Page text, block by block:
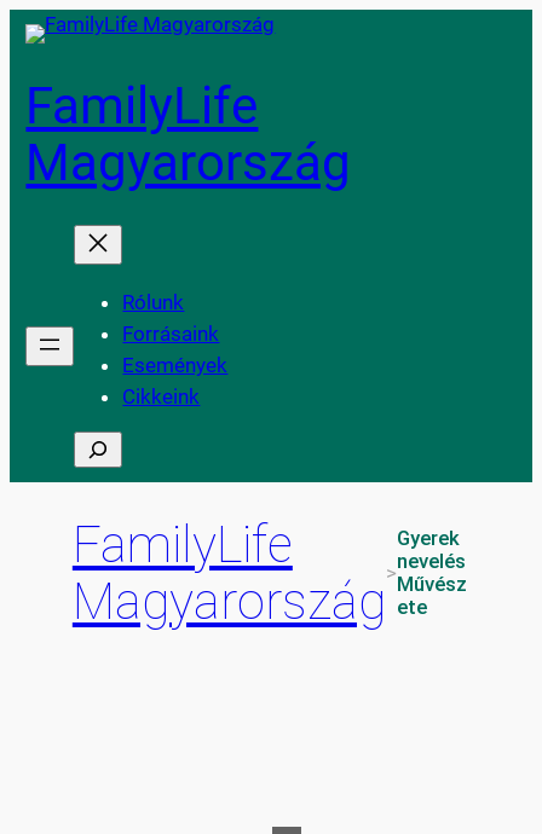
Skip
content
FamilyLife
Magyarország
Rólunk
Forrásaink
Események
Cikkeink
e
r
c
h
FamilyLife
Magyarország >
Gyerek
nevelés
Művész
ete